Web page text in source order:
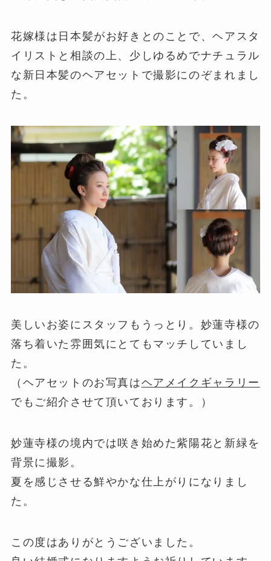
花嫁様は日本髪がお好きとのことで、ヘアスタ
イリストと相談の上、少しゆるめでナチュラル
な新日本髪のヘアセットで撮影にのぞまれまし
た。
美しいお姿にスタッフもうっとり。妙蓮寺様の
落ち着いた雰囲気にとてもマッチしていまし
た。
（ヘアセットのお写真はヘアメイクギャラリー
でもご紹介させて頂いております。）
妙蓮寺様の境内では咲き始めた紫陽花と新緑を
背景に撮影。
夏を感じさせる鮮やかな仕上がりになりまし
た。
この度はありがとうございました。